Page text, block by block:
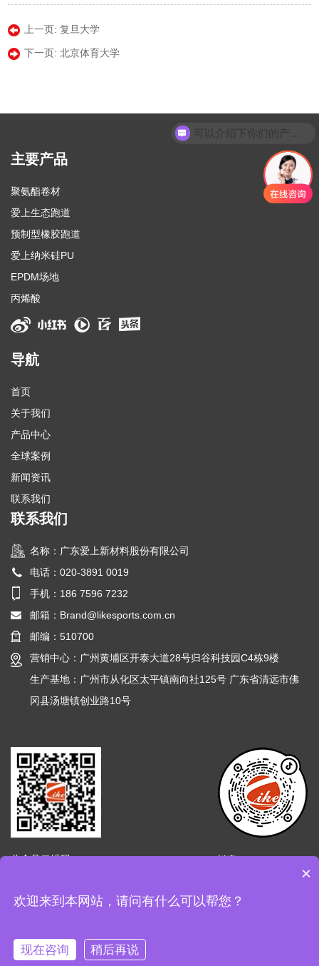
上一页:复旦大学
下一页:北京体育大学
主要产品
聚氨酯卷材
爱上生态跑道
预制型橡胶跑道
爱上纳米硅PU
EPDM场地
丙烯酸
导航
首页
关于我们
产品中心
全球案例
新闻资讯
联系我们
联系我们
名称：广东爱上新材料股份有限公司
电话：020-3891 0019
手机：186 7596 7232
邮箱： Brand@likesports.com.cn
邮编：510700
营销中心：广州黄埔区开泰大道28号归谷科技园C4栋9楼
生产基地：广州市从化区太平镇南向社125号 广东省清远市佛
冈县汤塘镇创业路10号
公众号二维码 抖音
2024178341号
你们是怎么收费的呢
×
欢迎来到本网站，请问有什么可以帮您？
现在咨询 稍后再说